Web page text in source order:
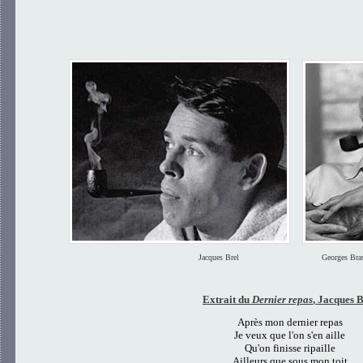
Jacques Brel Georges
Extrait du Dernier repas, Jacques
Après mon dernier repas
Je veux que l'on s'en aille
Qu'on finisse ripaille